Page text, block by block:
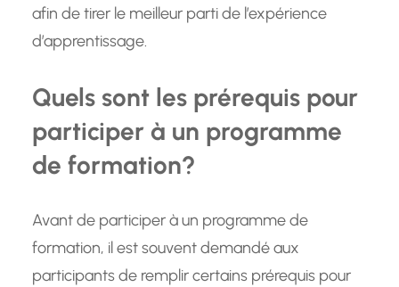
afin de tirer le meilleur parti de l’expérience
d’apprentissage.
Quels sont les prérequis pour
participer à un programme
de formation?
Avant de participer à un programme de
formation, il est souvent demandé aux
participants de remplir certains prérequis pour